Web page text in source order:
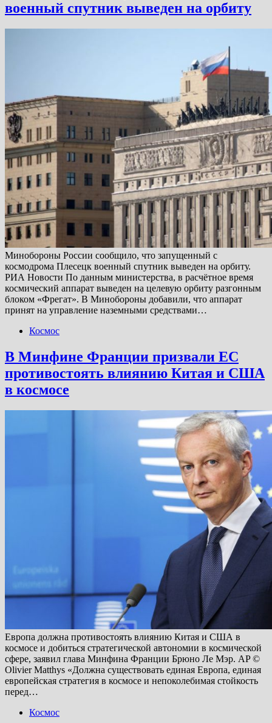
военный спутник выведен на орбиту
Минобороны России сообщило, что запущенный с
космодрома Плесецк военный спутник выведен на орбиту.
РИА Новости По данным министерства, в расчётное время
космический аппарат выведен на целевую орбиту разгонным
блоком «Фрегат». В Минобороны добавили, что аппарат
принят на управление наземными средствами…
Космос
В Минфине Франции призвали ЕС
противостоять влиянию Китая и США
в космосе
Европа должна противостоять влиянию Китая и США в
космосе и добиться стратегической автономии в космической
сфере, заявил глава Минфина Франции Брюно Ле Мэр. AP ©
Olivier Matthys «Должна существовать единая Европа, единая
европейская стратегия в космосе и непоколебимая стойкость
перед…
Космос